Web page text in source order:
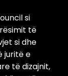
si
të
si dhe
juritë e
të dizajnit,